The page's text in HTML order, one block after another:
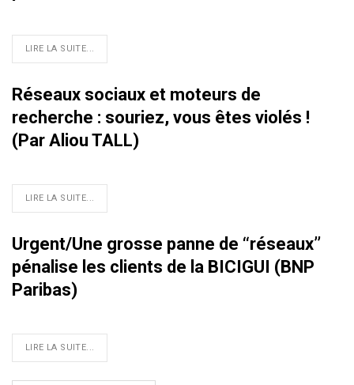
LIRE LA SUITE...
Réseaux sociaux et moteurs de
recherche : souriez, vous êtes violés !
(Par Aliou TALL)
LIRE LA SUITE...
Urgent/Une grosse panne de ‘‘réseaux’’
pénalise les clients de la BICIGUI (BNP
Paribas)
LIRE LA SUITE...